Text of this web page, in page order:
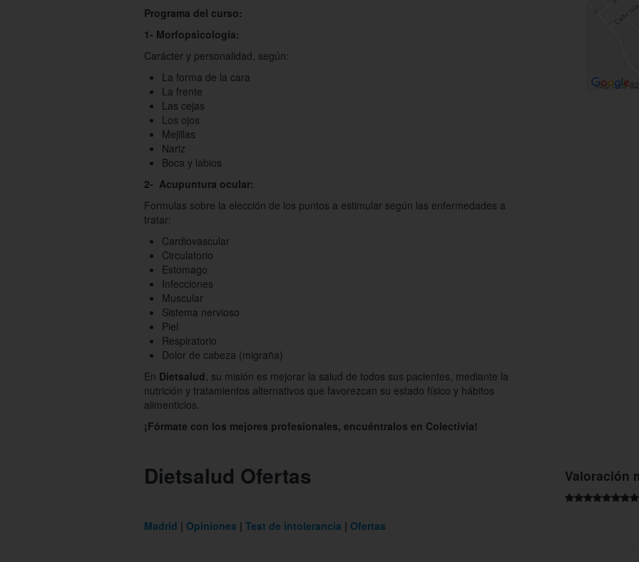
Programa del curso:
1- Morfopsicología:
Carácter y personalidad, según:
La forma de la cara
La frente
Las cejas
Los ojos
Mejillas
Nariz
Boca y labios
2- Acupuntura ocular:
Formulas sobre la elección de los puntos a estimular según las enfermedades a
tratar:
Cardiovascular
Circulatorio
Estomago
Infecciones
Muscular
Sistema nervioso
Piel
Respiratorio
Dolor de cabeza (migraña)
En Dietsalud, su misión es mejorar la salud de todos sus pacientes, mediante la
nutrición y tratamientos alternativos que favorezcan su estado físico y hábitos
alimenticios.
¡Fórmate con los mejores profesionales, encuéntralos en Colectivia!
Dietsalud Ofertas Valoración
Madrid Opiniones Test de intolerancia Ofertas